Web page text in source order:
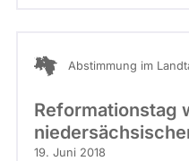
Abstimmung im
Reformationstag
19. Juni 2018